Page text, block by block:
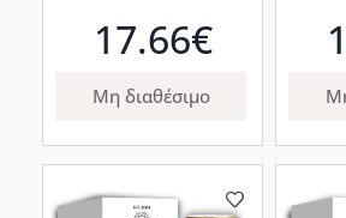
17.66€
Μη διαθέσιμο